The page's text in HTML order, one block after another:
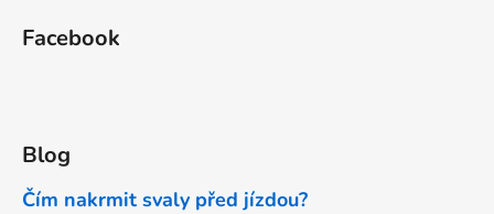
Facebook
Blog
Čím nakrmit svaly před jízdou?